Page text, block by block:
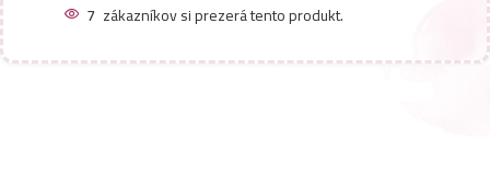
7 zákazníkov si prezerá tento produkt.